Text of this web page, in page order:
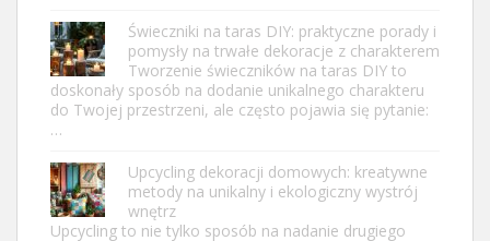
Świeczniki na taras DIY: praktyczne porady i
pomysły na trwałe dekoracje z charakterem
Tworzenie świeczników na taras DIY to
doskonały sposób na dodanie unikalnego charakteru
do Twojej przestrzeni, ale często pojawia się pytanie:
…
Upcycling dekoracji domowych: kreatywne
metody na unikalny i ekologiczny wystrój
wnętrz
Upcycling to nie tylko sposób na nadanie drugiego